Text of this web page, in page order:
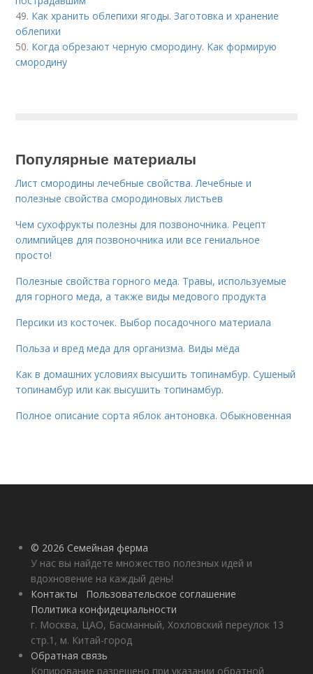
49. Как хранить облепихи ягоды. Заготовка и хранение
облепихи
50. Когда обрезают черную смородину. Как формирую
смородину
Популярные материалы
Лист смородины лечебные свойства. Лечебные и
полезные свойства смородиновых листьев
Чем сухофрукты полезны для позвоночника. Рецепт
олимпийцев для позвоночника или все гениальное
просто!
Полезные свойства горного меда. Травы, используемые
для горного меда, а также виды медового продукта
Персики из косточек. Выбор посадочного материала
Польза и вред меда для организма. Виды мёда
Как в домашних условиях высушить топинамбур. Сушеный
топинамбур или как высушить топинамбур.
Полное описание сорта яблок антоновка. Обыкновенная
© 2026 Семейная ферма
У нас вы найдете множество полезных идей и
вдохновение на каждый день!
Контакты
Пользовательское соглашение
Политика конфидециальности
г. Москва, ЦАО, Басманный, Хохловский переулок 13
стр.1, м. Китай-город
Обратная связь
Копирование разрешено при указании обратной